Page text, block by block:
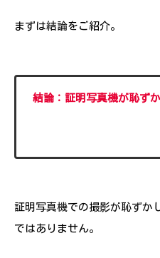
まずは結論をご紹介。
結論：証明写真機が恥ず
証明写真機での撮影が恥ずか
ではありません。